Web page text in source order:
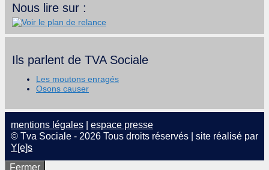
Nous lire sur :
Ils parlent de TVA Sociale
Les moutons enragés
Osons causer
mentions légales
espace presse
© Tva Sociale - 2026 Tous droits réservés | site réalisé par
Y[e]s
Fermer